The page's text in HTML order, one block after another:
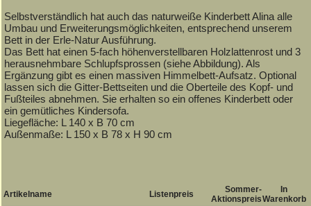
Selbstverständlich hat auch das naturweiße Kinderbett Alina alle
Umbau und Erweiterungsmöglichkeiten, entsprechend unserem
Bett in der Erle-Natur Ausführung.
Das Bett hat einen 5-fach höhenverstellbaren Holzlattenrost und 3
herausnehmbare Schlupfsprossen (siehe Abbildung). Als
Ergänzung gibt es einen massiven Himmelbett-Aufsatz. Optional
lassen sich die Gitter-Bettseiten und die Oberteile des Kopf- und
Fußteiles abnehmen. Sie erhalten so ein offenes Kinderbett oder
ein gemütliches Kindersofa.
Liegefläche: L 140 x B 70 cm
Außenmaße: L 150 x B 78 x H 90 cm
Artikelname Listenpreis
Sommer-
Aktionspreis
In
Warenkorb